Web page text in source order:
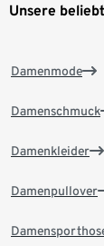
Unsere
Damenmode
Damenschmuck
Damenkleider
Damenpullover